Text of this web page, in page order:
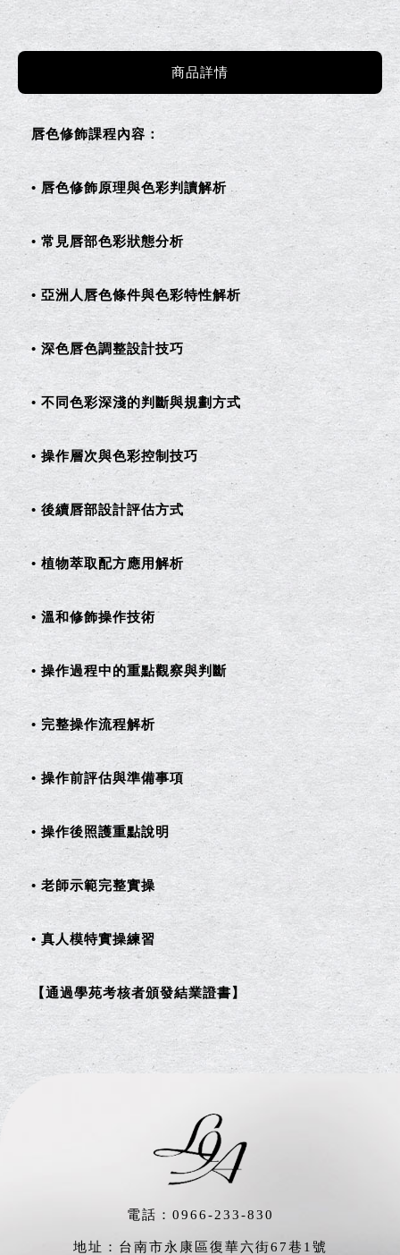
商品詳情
唇色修飾課程內容：
• 唇色修飾原理與色彩判讀解析
• 常見唇部色彩狀態分析
• 亞洲人唇色條件與色彩特性解析
• 深色唇色調整設計技巧
• 不同色彩深淺的判斷與規劃方式
• 操作層次與色彩控制技巧
• 後續唇部設計評估方式
• 植物萃取配方應用解析
• 溫和修飾操作技術
• 操作過程中的重點觀察與判斷
• 完整操作流程解析
• 操作前評估與準備事項
• 操作後照護重點說明
• 老師示範完整實操
• 真人模特實操練習
【通過學苑考核者頒發結業證書】
電話： 0966-233-830
地址：台南市永康區復華六街67巷1號